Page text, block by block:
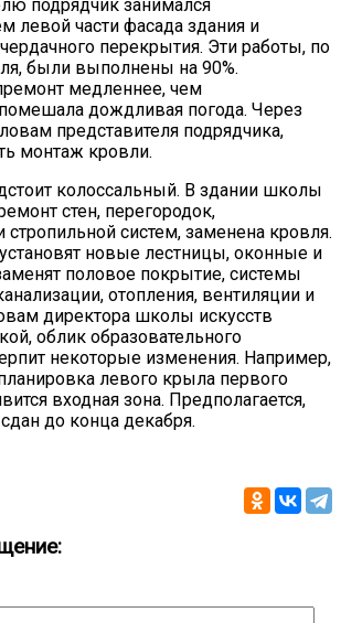
подрядчик занимался
левой части фасада здания и
перекрытия. Эти работы, по
были выполнены на 90%.
медленнее, чем
дождливая погода. Через
представителя подрядчика,
монтаж кровли.
колоссальный. В здании школы
стен, перегородок,
стропильной систем, заменена кровля.
новые лестницы, оконные и
половое покрытие, системы
отопления, вентиляции и
директора школы искусств
облик образовательного
некоторые изменения. Например,
левого крыла первого
входная зона. Предполагается,
до конца декабря.